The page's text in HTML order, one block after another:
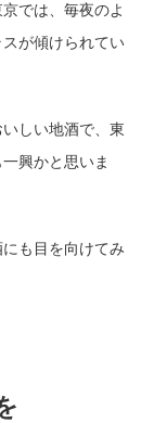
では、毎夜のよ
が傾けられてい
しい地酒で、東
興かと思いま
も目を向けてみ